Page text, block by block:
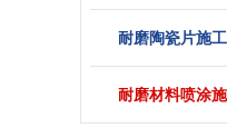
耐磨陶瓷片施工
耐磨材料喷涂